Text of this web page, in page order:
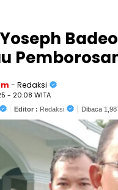
- Redaksi
- 20:08 WITA
Editor : Redaksi Dibaca